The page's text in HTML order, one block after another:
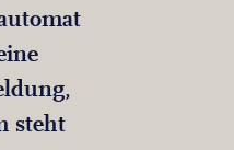
steht